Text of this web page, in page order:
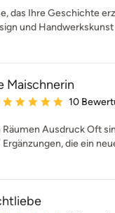
das Ihre Geschichte
und
Maischnerin
10
Räumen Ausdruck Oft
die ein